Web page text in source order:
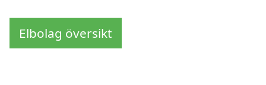
Elbolag översikt